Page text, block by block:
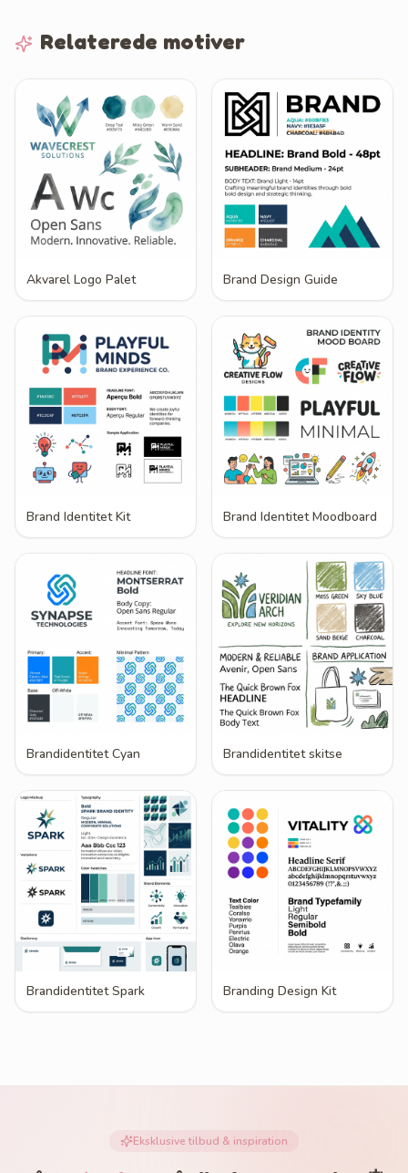
Relaterede motiver
Akvarel Logo Palet Brand Design Guide
Brand Identitet Kit Brand Identitet Moodboard
Brandidentitet Cyan Brandidentitet skitse
Brandidentitet Spark Branding Design Kit
Eksklusive tilbud & inspiration